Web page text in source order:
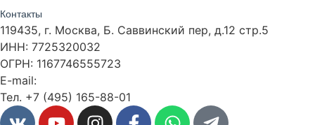
Контакты
119435, г. Москва, Б. Саввинский пер, д.12 стр.5
ИНН: 7725320032
ОГРН: 1167746555723
E-mail:
Тел. +7 (495) 165-88-01